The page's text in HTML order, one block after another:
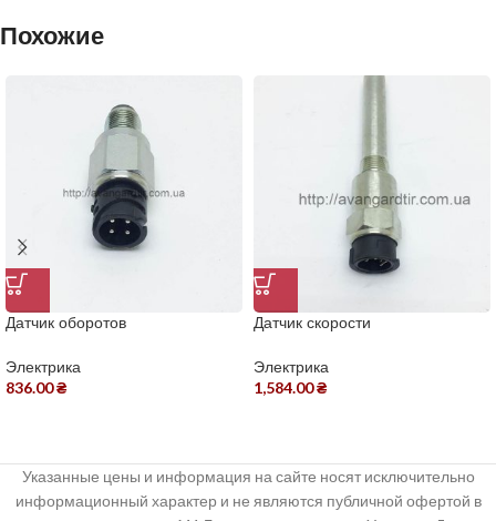
Похожие
Датчик оборотов
Электрика
836.00₴
Датчик скорости
Электрика
1,584.00₴
Указанные цены и информация на сайте носят исключительно
информационный характер и не являются публичной офертой в